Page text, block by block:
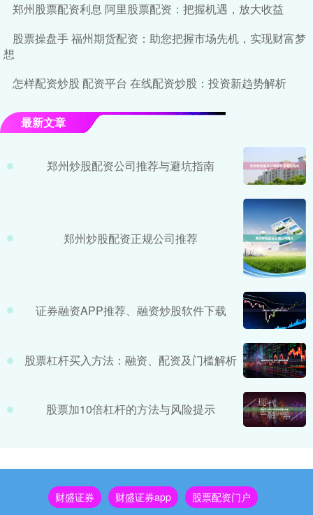
郑州股票配资利息 阿里股票配资：把握机遇，放大收益
股票操盘手 福州期货配资：助您把握市场先机，实现财富梦
想
怎样配资炒股 配资平台 在线配资炒股：投资新趋势解析
最新文章
郑州炒股配资公司推荐与避坑指南
郑州炒股配资正规公司推荐
证券融资APP推荐、融资炒股软件下载
股票杠杆买入方法：融资、配资及门槛解析
股票加10倍杠杆的方法与风险提示
财盛证券 财盛证券app 股票配资门户